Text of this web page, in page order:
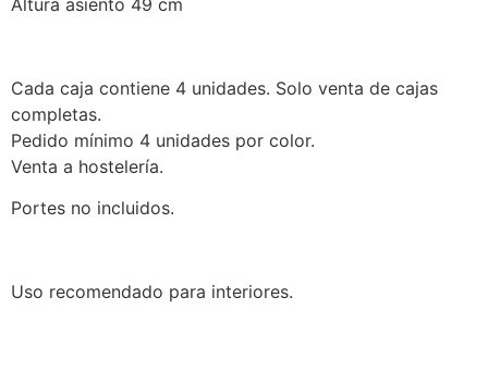
Cada caja contiene 4 unidades. Solo venta de cajas
completas.
Pedido mínimo 4 unidades por color.
Venta a hostelería.
Portes no incluidos.
Uso recomendado para interiores.